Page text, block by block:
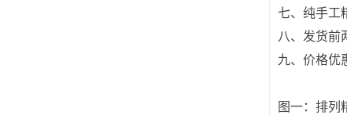
七、纯手工
八、发货前
九、价格优
图一：排列